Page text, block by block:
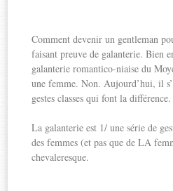
Comment devenir un gentleman
faisant preuve de galanterie. Bien
galanterie romantico-niaise du
une femme. Non. Aujourd’hui, il
gestes classes qui font la différence.
La galanterie est 1/ une série de
des femmes (et pas que de LA
chevaleresque.